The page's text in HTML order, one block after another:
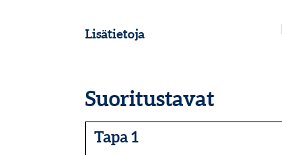
Lisätietoja
Suoritustavat
Tapa 1